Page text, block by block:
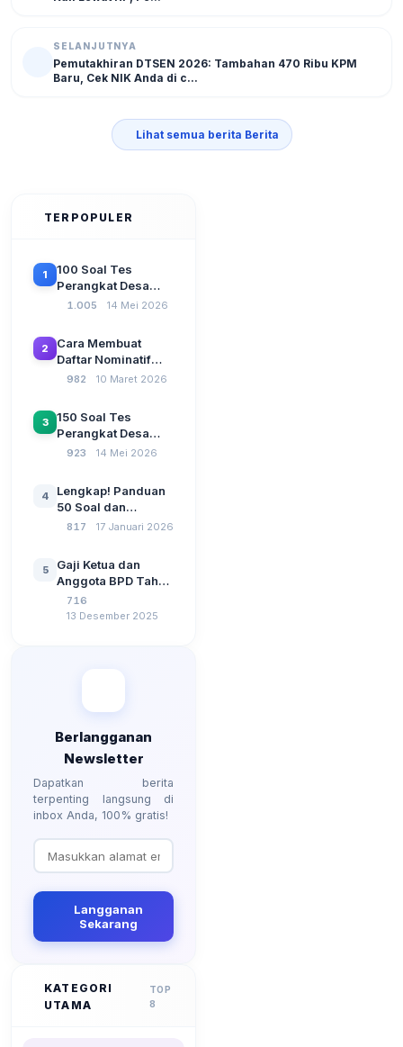
SELANJUTNYA
Pemutakhiran DTSEN 2026: Tambahan 470 Ribu KPM
Baru, Cek NIK Anda di c...
Lihat semua berita Berita
TERPOPULER
1
100 Soal Tes
Perangkat Desa
Terbaru 2026
CAT Berbasis UU
Desa No. 3 Tahun
2024
1.005 14 Mei 2026
2
Cara Membuat
Daftar Nominatif
Siltap di Aplikasi
SPP Pencairan
Dana Desa
982 10 Maret 2026
3
150 Soal Tes
Perangkat Desa
2026: Administrasi
Kebangsaan, dan
Komputer Beserta
Jawaban Paling
923 14 Mei 2026
4
Lengkap! Panduan
50 Soal dan
Jawaban Tes
Berdasarkan UU No
3 Tahun 2024
817 17 Januari 2026
5
Gaji Ketua dan
Anggota BPD Tahun
2026, Berapa
Besarannya? Ada
716
13 Desember 2025
Berlangganan
Newsletter
Dapatkan berita
terpenting langsung di
inbox Anda, 100% gratis!
Langganan
Sekarang
KATEGORI
UTAMA
TOP
8